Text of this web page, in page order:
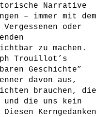
Narrative
– immer mit dem
oder
zu machen.
Trouillot’s
Geschichte”
davon aus,
brauchen, die
die uns kein
Kerngedanken